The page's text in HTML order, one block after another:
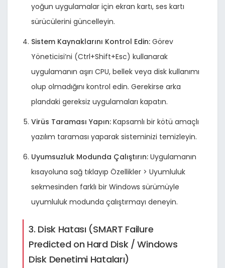
yoğun uygulamalar için ekran kartı, ses kartı
sürücülerini güncelleyin.
Sistem Kaynaklarını Kontrol Edin: Görev
Yöneticisi’ni (Ctrl+Shift+Esc) kullanarak
uygulamanın aşırı CPU, bellek veya disk kullanımı
olup olmadığını kontrol edin. Gerekirse arka
plandaki gereksiz uygulamaları kapatın.
Virüs Taraması Yapın: Kapsamlı bir kötü amaçlı
yazılım taraması yaparak sisteminizi temizleyin.
Uyumsuzluk Modunda Çalıştırın: Uygulamanın
kısayoluna sağ tıklayıp Özellikler > Uyumluluk
sekmesinden farklı bir Windows sürümüyle
uyumluluk modunda çalıştırmayı deneyin.
3. Disk Hatası (SMART Failure
Predicted on Hard Disk / Windows
Disk Denetimi Hataları)